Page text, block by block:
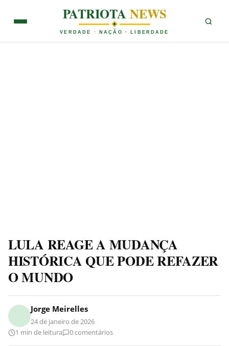
PATRIOTANEWS
VERDADE · NAÇÃO · LIBERDADE
LULA REAGE A MUDANÇA
HISTÓRICA QUE PODE REFAZER
O MUNDO
Jorge Meirelles
24 de janeiro de 2026
1 min de leitura
0 comentários